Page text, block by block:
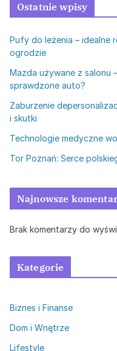
Ostatnie wpisy
Pufy do leżenia – idealne
ogrodzie
Mazda używane z salonu
sprawdzone auto?
Zaburzenie
i skutki
Technologie medyczne
Tor Poznań: Serce
Najnowsze
Brak komentarzy do
Kategorie
Biznes i Finanse
Dom i Wnętrze
Lifestyle